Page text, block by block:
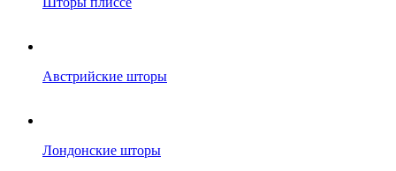
Австрийские шторы
Лондонские шторы